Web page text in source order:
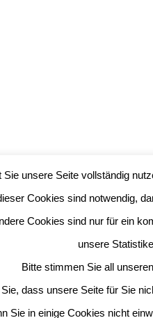
Sie unsere Seite vollständig
Cookies sind notwendig,
Cookies sind nur für ein
unsere
Bitte stimmen Sie all
Sie, dass unsere Seite für Sie
Sie in einige Cookies nicht